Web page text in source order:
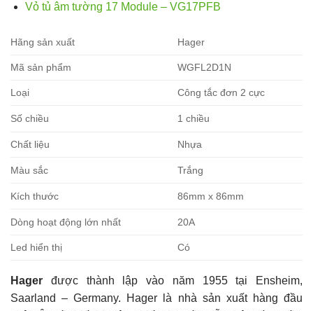
Vỏ tủ âm tường 17 Module – VG17PFB
Hãng sản xuất Hager
Mã sản phẩm WGFL2D1N
Loại Công tắc đơn 2 cực
Số chiều 1 chiều
Chất liệu Nhựa
Màu sắc Trắng
Kích thước 86mm x 86mm
Dòng hoạt động lớn nhất 20A
Led hiển thị Có
Hager được thành lập vào năm 1955 tại Ensheim,
Saarland – Germany. Hager là nhà sản xuất hàng đầu